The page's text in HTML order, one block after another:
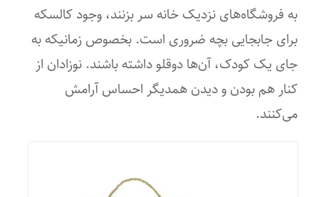
به فروشگاه‌های نزدیک خانه سر بزنند، وجود کالسکه
برای جابجایی بچه ضروری است. بخصوص زمانیکه به
جای یک کودک، آن‌ها دوقلو داشته باشند. نوزادان از
کنار هم بودن و دیدن همدیگر احساس آرامش
می‌کنند.